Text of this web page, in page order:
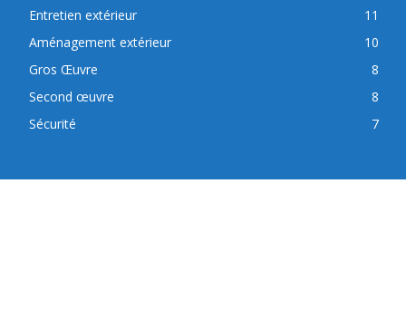
Entretien extérieur
11
Aménagement extérieur
10
Gros Œuvre
8
Second œuvre
8
Sécurité
7